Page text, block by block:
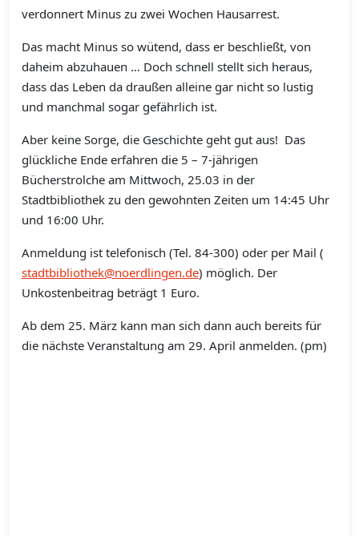
verdonnert Minus zu zwei Wochen Hausarrest.
Das macht Minus so wütend, dass er beschließt, von
daheim abzuhauen … Doch schnell stellt sich heraus,
dass das Leben da draußen alleine gar nicht so lustig
und manchmal sogar gefährlich ist.
Aber keine Sorge, die Geschichte geht gut aus! Das
glückliche Ende erfahren die 5 – 7-jährigen
Bücherstrolche am Mittwoch, 25.03 in der
Stadtbibliothek zu den gewohnten Zeiten um 14:45 Uhr
und 16:00 Uhr.
Anmeldung ist telefonisch (Tel. 84-300) oder per Mail (
stadtbibliothek@noerdlingen.de) möglich. Der
Unkostenbeitrag beträgt 1 Euro.
Ab dem 25. März kann man sich dann auch bereits für
die nächste Veranstaltung am 29. April anmelden. (pm)